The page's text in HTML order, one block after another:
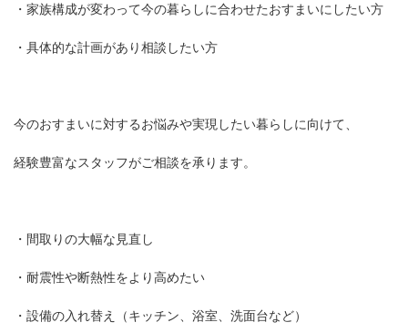
・家族構成が変わって今の暮らしに合わせたおすまいにしたい方
・具体的な計画があり相談したい方
今のおすまいに対するお悩みや実現したい暮らしに向けて、
経験豊富なスタッフがご相談を承ります。
・間取りの大幅な見直し
・耐震性や断熱性をより高めたい
・設備の入れ替え（キッチン、浴室、洗面台など）